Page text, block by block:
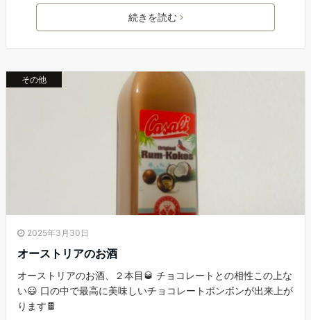
続きを読む
その他
2025年3月30日
オーストリアのお酒
オーストリアのお酒、２本目🥃 チョコレートとの相性この上な
い😃 口の中で最高に美味しいチョコレートボンボンが出来上が
ります🍫